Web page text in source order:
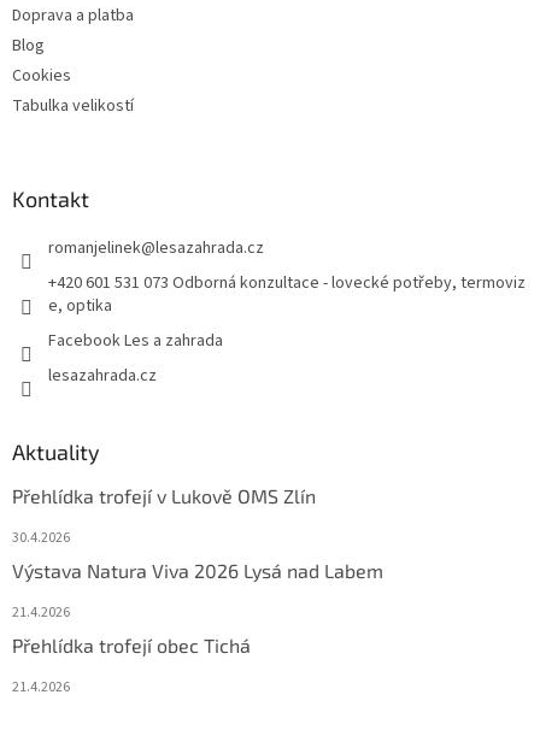
Doprava a platba
Blog
Cookies
Tabulka velikostí
Kontakt
romanjelinek@lesazahrada.cz
+420 601 531 073 Odborná konzultace - lovecké potřeby, termoviz
e, optika
Facebook Les a zahrada
lesazahrada.cz
Aktuality
Přehlídka trofejí v Lukově OMS Zlín
30.4.2026
Výstava Natura Viva 2026 Lysá nad Labem
21.4.2026
Přehlídka trofejí obec Tichá
21.4.2026